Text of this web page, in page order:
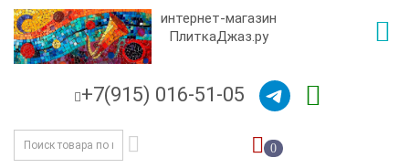
интернет-магазин
ПлиткаДжаз.ру
+7(915) 016-51-05
0